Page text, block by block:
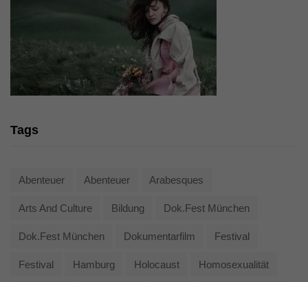
Tags
Abenteuer Abenteuer Arabesques
Arts And Culture Bildung Dok.fest München
Dok.fest München Dokumentarfilm Festival
Festival Hamburg Holocaust Homosexualität